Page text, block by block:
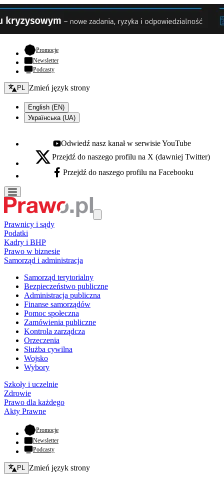
Promocje- otwiera się w nowej karcie
Newsletter
Podcasty
Zmień język - bieżący:
PL Zmień język strony
English (EN)
Українська (UA)
Youtube - otwiera się w nowej karcie
Odwiedź nasz kanał w serwisie YouTube
X - otwiera się w nowej karcie
Przejdź do naszego profilu na X (dawniej Twitter)
Facebook - otwiera się w nowej karcie
Przejdź do naszego profilu na Facebooku
Prawnicy i sądy
Podatki
Kadry i BHP
Prawo w biznesie
Samorząd i administracja
Samorząd terytorialny
Bezpieczeństwo publiczne
Administracja publiczna
Finanse samorządów
Pomoc społeczna
Zamówienia publiczne
Kontrola zarządcza
Orzeczenia
Służba cywilna
Wojsko
Wybory
Szkoły i uczelnie
Zdrowie
Prawo dla każdego
Akty Prawne
Promocje- otwiera się w nowej karcie
Newsletter
Podcasty
Zmień język - bieżący:
PL Zmień język strony